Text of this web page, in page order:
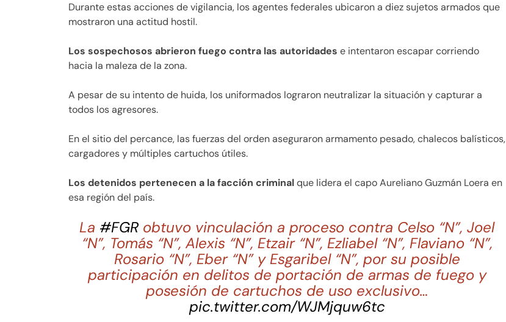
Durante estas acciones de vigilancia, los agentes federales ubicaron a diez sujetos armados que
mostraron una actitud hostil.
Los sospechosos abrieron fuego contra las autoridades e intentaron escapar corriendo
hacia la maleza de la zona.
A pesar de su intento de huida, los uniformados lograron neutralizar la situación y capturar a
todos los agresores.
En el sitio del percance, las fuerzas del orden aseguraron armamento pesado, chalecos balísticos,
cargadores y múltiples cartuchos útiles.
Los detenidos pertenecen a la facción criminalque lidera el capo Aureliano Guzmán Loera en
esa región del país.
La #FGR obtuvo vinculación a proceso contra Celso “N”, Joel
“N”, Tomás “N”, Alexis “N”, Etzair “N”, Ezliabel “N”, Flaviano “N”,
Rosario “N”, Eber “N” y Esgaribel “N”, por su posible
participación en delitos de portación de armas de fuego y
posesión de cartuchos de uso exclusivo…
pic.twitter.com/WJMjquw6tc